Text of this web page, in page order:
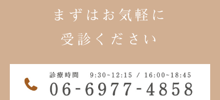
まずはお気軽に
受診ください